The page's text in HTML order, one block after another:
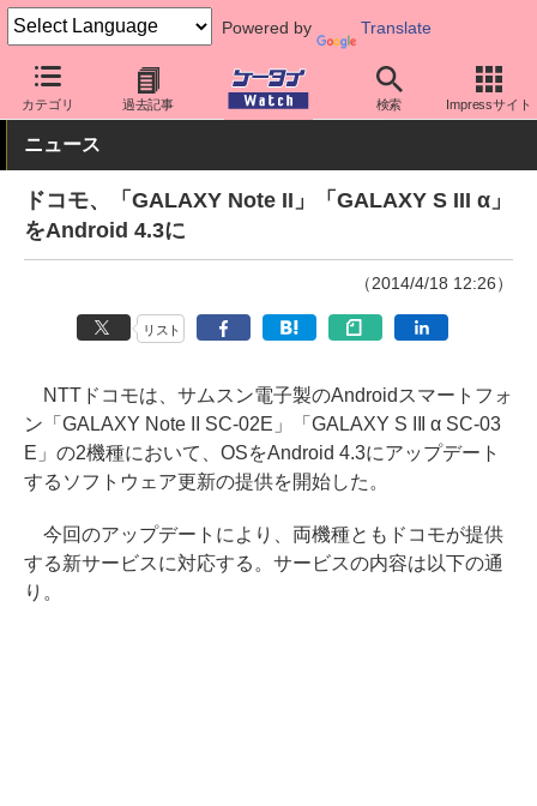
Powered by Translate
カテゴリ 過去記事 検索 Impressサイト
ケータイ Watch キャリア ドコモ
ニュース
ドコモ、「GALAXY Note II」「GALAXY S III α」
をAndroid 4.3に
（2014/4/18 12:26）
リスト
NTTドコモは、サムスン電子製のAndroidスマートフォ
ン「GALAXY Note II SC-02E」「GALAXY S III α SC-03
E」の2機種において、OSをAndroid 4.3にアップデート
するソフトウェア更新の提供を開始した。
今回のアップデートにより、両機種ともドコモが提供
する新サービスに対応する。サービスの内容は以下の通
り。